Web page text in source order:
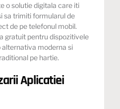
o solutie digitala care iti
sa trimiti formularul de
de pe telefonul mobil.
gratuit pentru dispozitivele
alternativa moderna si
pe hartie.
Aplicatiei